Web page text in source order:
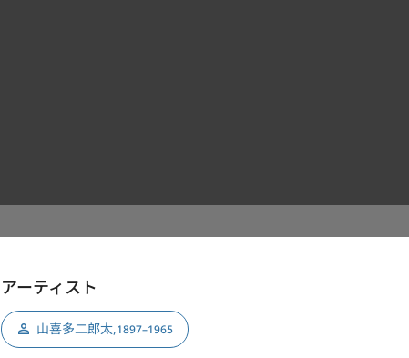
アーティスト
山喜多二郎太,1897–1965